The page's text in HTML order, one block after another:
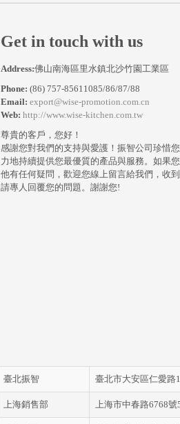
Get in touch with us
Address:佛山南海區里水鎮北沙竹園工業區
Phone: (86) 757-85611085/86/87/88
Email: export@wise-promotion.com.cn
Web: http://www.wise-kitchen.com.tw
尊貴的客戶，您好！
感謝您對我們的支持與愛護！振智公司珍惜
力地持續提供您最優質的產品與服務。如果
他有任何疑問，歡迎您線上留言給我們，收
請專人回覆您的問題。謝謝您!
臺北振智 臺北市大安區仁愛路
上海銷售部 上海市中春路6768號